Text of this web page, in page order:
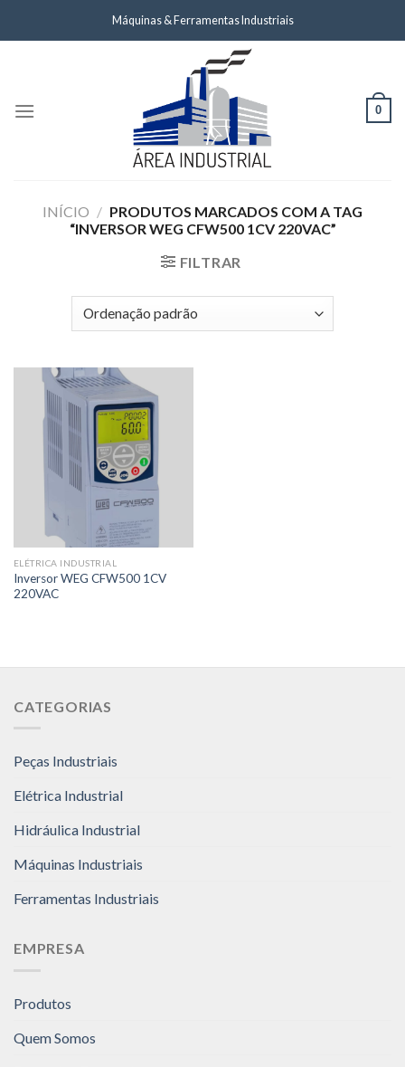
Máquinas & Ferramentas Industriais
0
INÍCIO / PRODUTOS MARCADOS COM A TAG
“INVERSOR WEG CFW500 1CV 220VAC”
FILTRAR
ELÉTRICA INDUSTRIAL
Inversor WEG CFW500 1CV
220VAC
CATEGORIAS
Peças Industriais
Elétrica Industrial
Hidráulica Industrial
Máquinas Industriais
Ferramentas Industriais
EMPRESA
Produtos
Quem Somos